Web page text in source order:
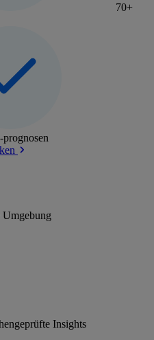
70+
Insights